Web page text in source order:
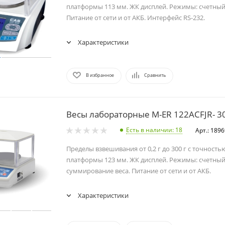
платформы 113 мм. ЖК дисплей. Режимы:
Питание от сети и от АКБ. Интерфейс RS-232.
Характеристики
В избранное Сравнить
Весы лабораторные M-ER 122ACFJR-
Есть в наличии: 18 Арт.:
Пределы взвешивания от 0,2 г до 300 г с
платформы 123 мм. ЖК дисплей. Режимы:
суммирование веса. Питание от сети и от АКБ.
Характеристики